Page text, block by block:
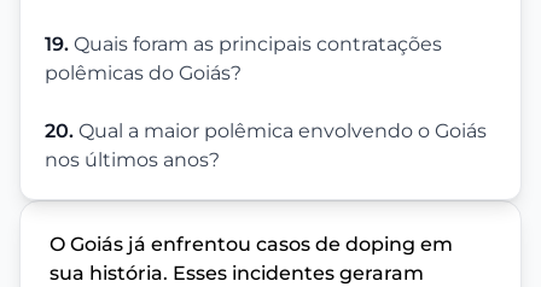
19. Quais foram as principais contratações
polêmicas do Goiás?
20. Qual a maior polêmica envolvendo o Goiás
nos últimos anos?
O Goiás já enfrentou casos de doping em
sua história. Esses incidentes geraram